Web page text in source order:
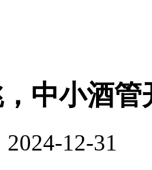
中小酒
12-31